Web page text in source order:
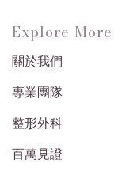
Explore More
關於我們
專業團隊
整形外科
百萬見證